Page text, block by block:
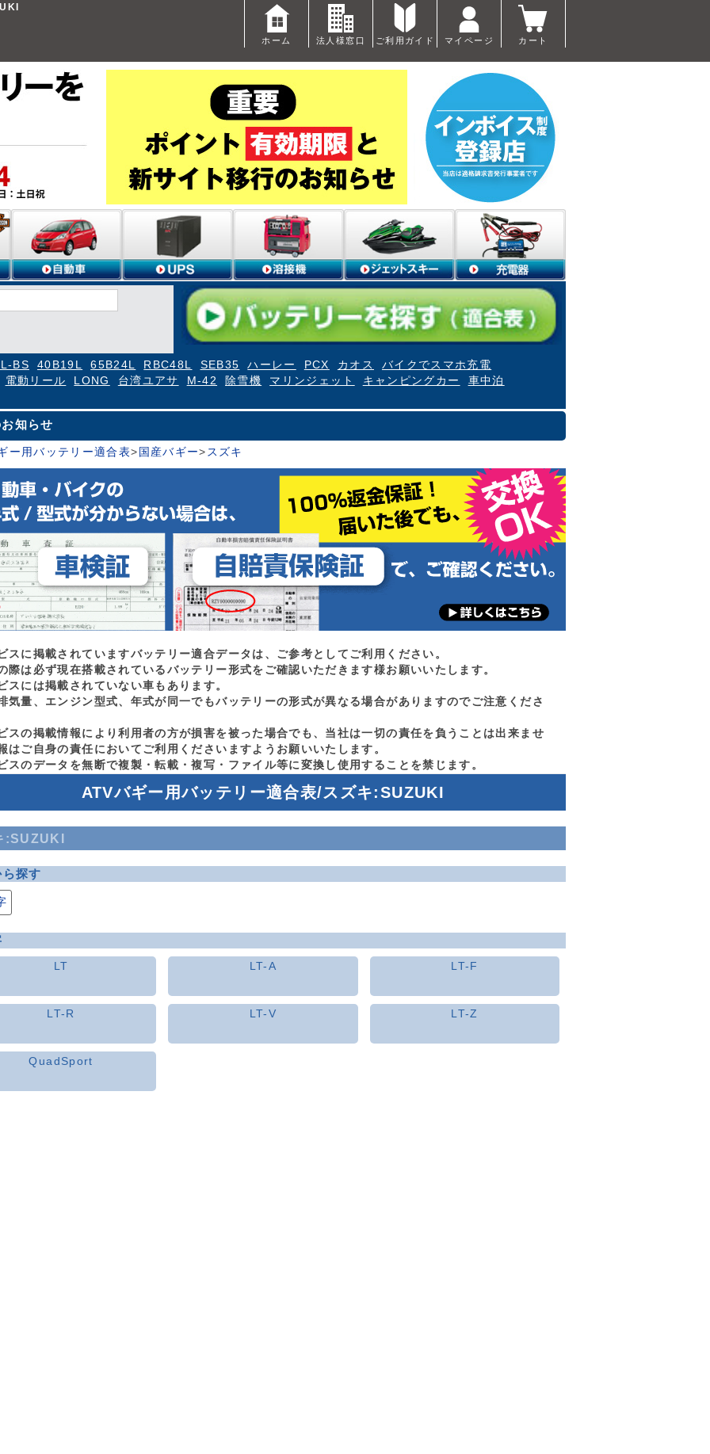
ホーム 法人様窓口 ご利用ガイド マイページ カート
BS 40B19L 65B24L RBC48L SEB35 ハーレー PCX カオス
バイクでスマホ充電
電動リール
LONG 台湾ユアサ M-42 除雪機 マリンジェット キャンピングカー 車中泊
知らせ
ー用バッテリー適合表> 国産バギー> スズキ
スに掲載されていますバッテリー適合データは、ご参考としてご利用ください。
際は必ず現在搭載されているバッテリー形式をご確認いただきます様お願いいたします。
スには掲載されていない車もあります。
気量、エンジン型式、年式が同一でもバッテリーの形式が異なる場合がありますのでご注意くださ
スの掲載情報により利用者の方が損害を被った場合でも、当社は一切の責任を負うことは出来ませ
はご自身の責任においてご利用くださいますようお願いいたします。
スのデータを無断で複製・転載・複写・ファイル等に変換し使用することを禁じます。
ATVバギー用バッテリー適合表/スズキ:SUZUKI
:SUZUKI
探す
LT LT-A LT-F
LT-R LT-V LT-Z
QuadSport